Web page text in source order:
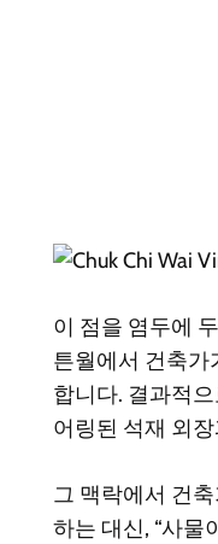
이 점을 염두에
튼월에서 건축가
합니다. 결과적
어링된 석재 외
그 맥락에서 건
하는 대신, “사물